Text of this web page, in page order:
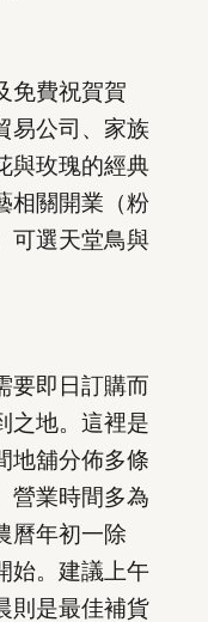
免費祝賀賀
易公司、家族
與玫瑰的經典
相關開業（粉
可選天堂鳥與
要即日訂購而
之地。這裡是
地舖分佈多條
營業時間多為
曆年初一除
始。建議上午
則是最佳補貨